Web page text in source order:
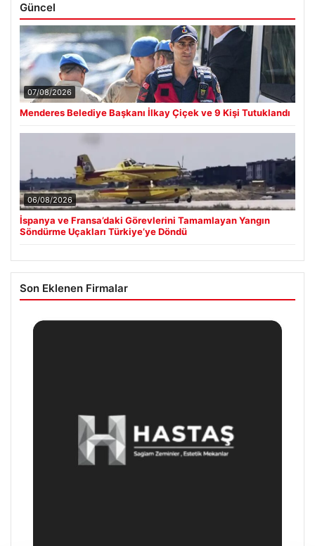
Güncel
07/08/2026
Menderes Belediye Başkanı İlkay Çiçek ve 9 Kişi Tutuklandı
06/08/2026
İspanya ve Fransa’daki Görevlerini Tamamlayan Yangın
Söndürme Uçakları Türkiye’ye Döndü
Son Eklenen Firmalar